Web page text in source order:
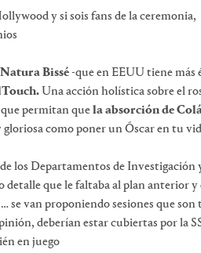
y si sois fans de la
Natura Bissé-que en EEUU tiene más
Una acción holística sobre el
permitan quela absorción de
como poner un Óscar en tu
los Departamentos de Investigación
detalle que le faltaba al plan anterior
se van proponiendo sesiones que
deberían estar cubiertas por la
en juego